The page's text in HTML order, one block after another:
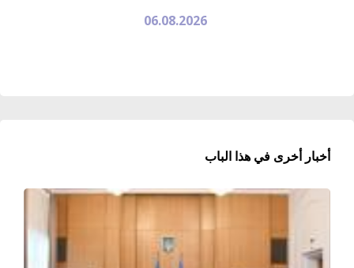
06.08.2026
أخبار أخرى في هذا الباب